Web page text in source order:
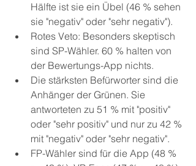
Hälfte ist sie ein Übel (46 % sehen
sie "negativ" oder "sehr negativ").
Rotes Veto: Besonders skeptisch
sind SP-Wähler. 60 % halten von
der Bewertungs-App nichts.
Die stärksten Befürworter sind die
Anhänger der Grünen. Sie
antworteten zu 51 % mit "positiv"
oder "sehr positiv" und nur zu 42 %
mit "negativ" oder "sehr negativ".
FP-Wähler sind für die App (48 %